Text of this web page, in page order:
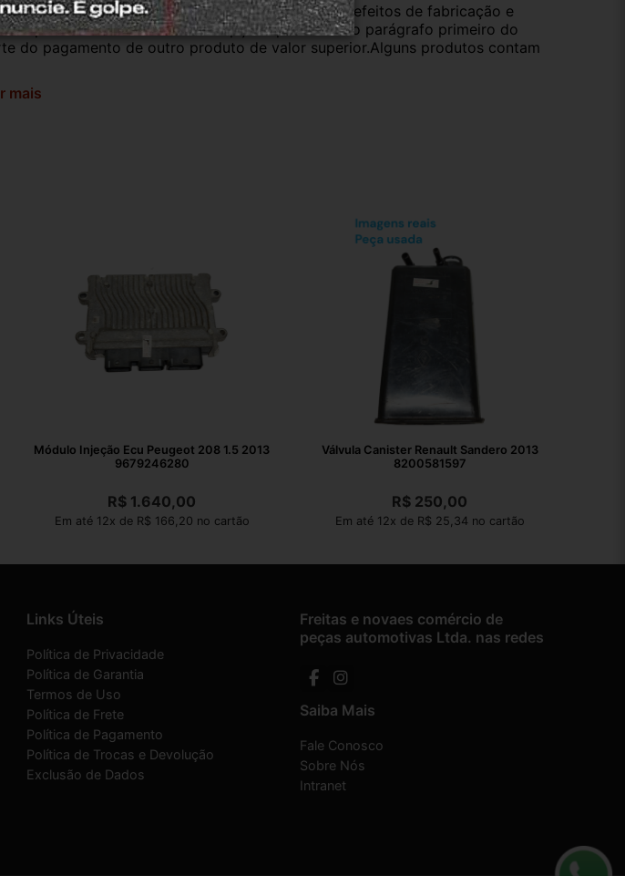
dias a partir da data da compra e cobre defeitos de fabricação e
poderá escolher dentre as opções previstas no parágrafo primeiro do
do pagamento de outro produto de valor superior.Alguns produtos contam
mais
Módulo Injeção Ecu Peugeot 208 1.5 2013
9679246280
R$ 1.640,00
Em até 12x de R$ 166,20 no cartão
Válvula Canister Renault Sandero 2013
8200581597
R$ 250,00
Em até 12x de R$ 25,34 no cartão
Links Úteis
Política de Privacidade
Política de Garantia
Termos de Uso
Política de Frete
Política de Pagamento
Política de Trocas e Devolução
Exclusão de Dados
Freitas e novaes comércio de
peças automotivas Ltda. nas redes
Saiba Mais
Fale Conosco
Sobre Nós
Intranet